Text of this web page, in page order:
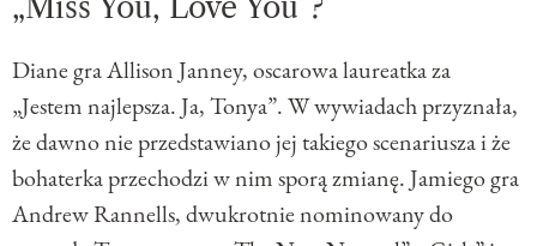
„Miss You, Love You”?
Diane gra Allison Janney, oscarowa laureatka za
„Jestem najlepsza. Ja, Tonya”. W wywiadach przyznała,
że dawno nie przedstawiano jej takiego scenariusza i że
bohaterka przechodzi w nim sporą zmianę. Jamiego gra
Andrew Rannells, dwukrotnie nominowany do